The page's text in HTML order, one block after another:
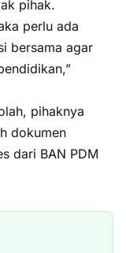
pihak.
perlu ada
bersama agar
pihaknya
dokumen
dari BAN PDM